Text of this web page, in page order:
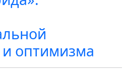
оптимизма